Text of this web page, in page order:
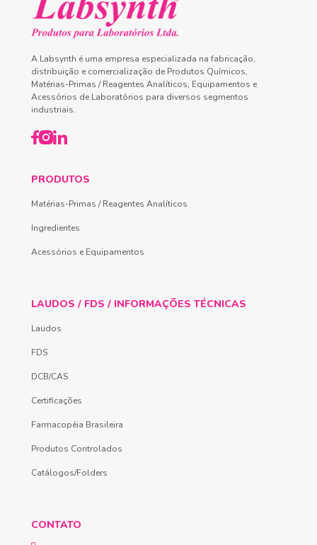
A Labsynth é uma empresa especializada na fabricação,
distribuição e comercialização de Produtos Químicos,
Matérias-Primas / Reagentes Analíticos, Equipamentos e
Acessórios de Laboratórios para diversos segmentos
industriais.
PRODUTOS
Matérias-Primas / Reagentes Analíticos
Ingredientes
Acessórios e Equipamentos
LAUDOS / FDS / INFORMAÇÕES TÉCNICAS
Laudos
FDS
DCB/CAS
Certificações
Farmacopéia Brasileira
Produtos Controlados
Catálogos/Folders
CONTATO